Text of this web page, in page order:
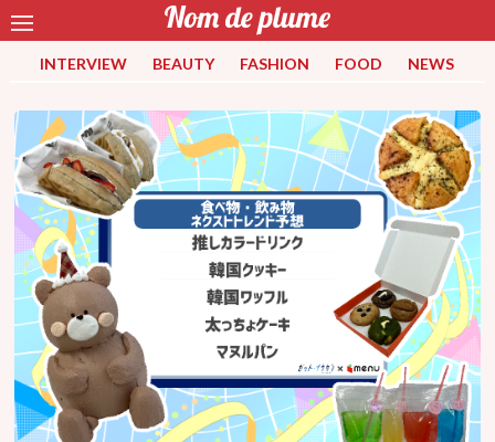
INTERVIEW BEAUTY FASHION FOOD NEWS